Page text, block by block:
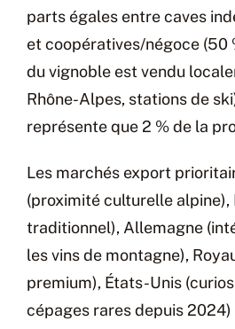
parts égales entre caves
et coopératives/négoce (50
du vignoble est vendu
Rhône-Alpes, stations de
représente que 2 % de la
Les marchés export
(proximité culturelle alpine),
traditionnel), Allemagne
les vins de montagne),
premium), États-Unis
cépages rares depuis 2024)